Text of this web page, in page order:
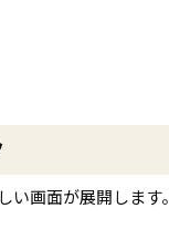
い画面が展開します。